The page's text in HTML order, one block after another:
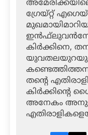
ഗ്രേയ്റ്റ്
കിര്‍ക്കിനെ,
തന്റെ
കിര്‍ക്കിന്റെ
അനേകം